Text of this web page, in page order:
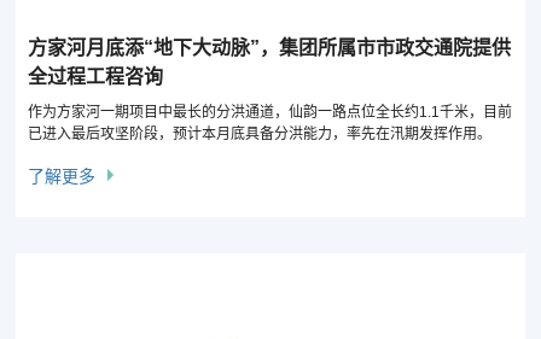
方家河月底添“地下大动脉”，集团所属市市政交通院提供
全过程工程咨询
作为方家河一期项目中最长的分洪通道，仙韵一路点位全长约1.1千米，目前
已进入最后攻坚阶段，预计本月底具备分洪能力，率先在汛期发挥作用。
了解更多